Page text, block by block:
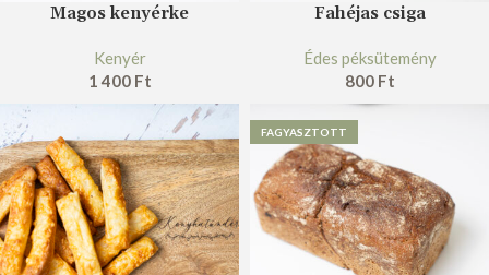
Magos kenyérke
Kenyér
1 400 Ft
Fahéjas csiga
Édes péksütemény
800 Ft
FAGYASZTOTT